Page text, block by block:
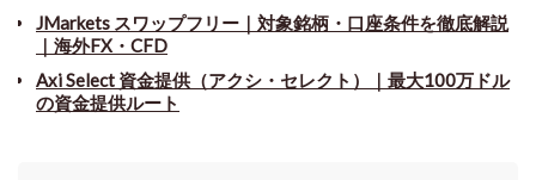
JMarkets スワップフリー ｜ 対象銘柄・口座条件を徹底解説
｜海外FX・CFD
Axi Select 資金提供（アクシ・セレクト）｜最大100万ドル
の資金提供ルート